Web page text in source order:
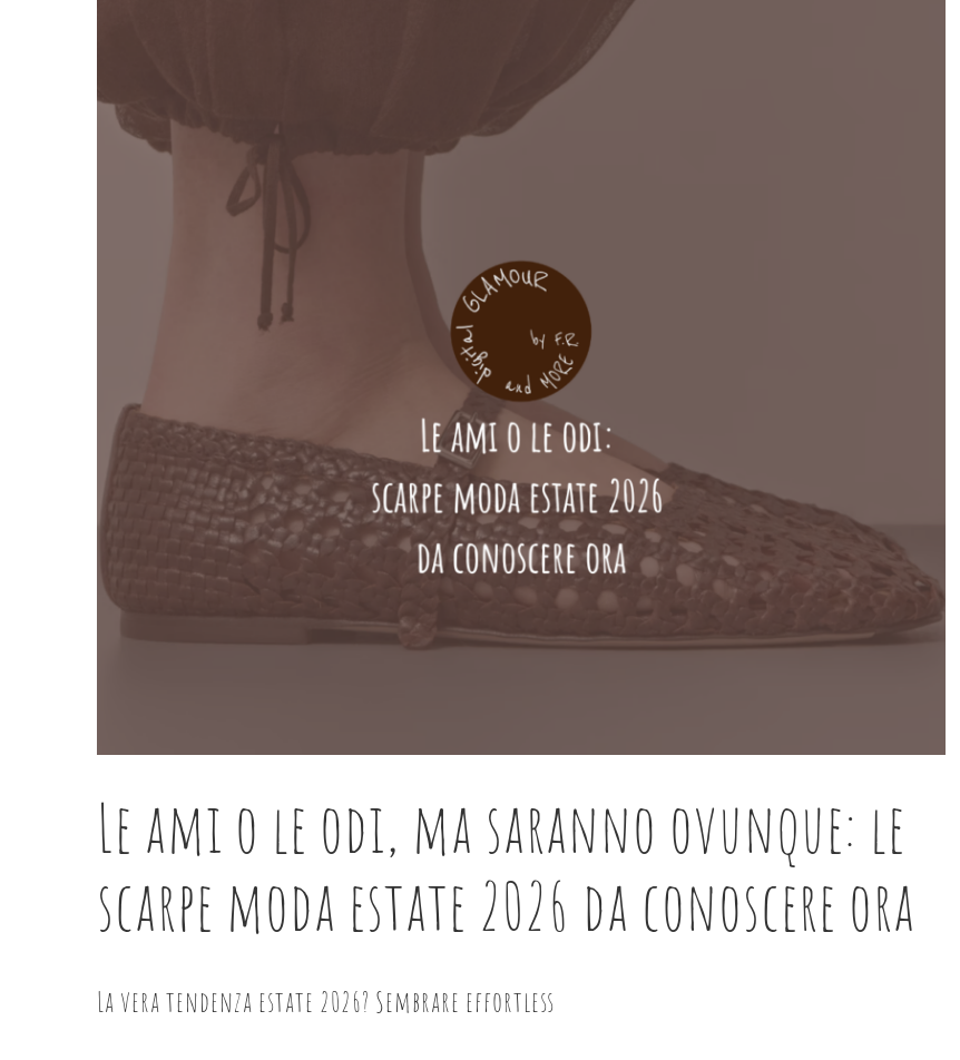
Le ami o le odi, ma saranno ovunque: le
scarpe moda estate 2026 da conoscere ora
La vera tendenza estate 2026? Sembrare effortless